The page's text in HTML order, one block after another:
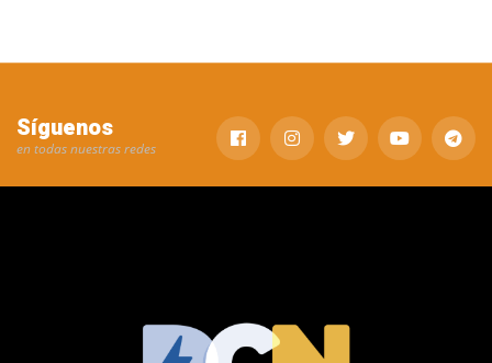
Síguenos
en todas nuestras redes